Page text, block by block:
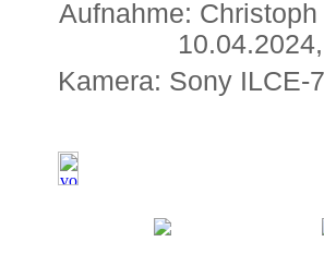
Aufnahme:
Kamera: Sony ILCE-